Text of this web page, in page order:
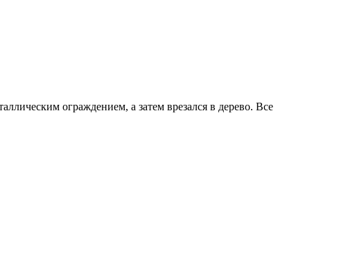
ограждением, а затем врезался в дерево. Все